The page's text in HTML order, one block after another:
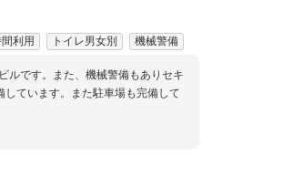
利用 トイレ男女別 機械警備
ルです。また、機械警備もありセキ
ています。また駐車場も完備して